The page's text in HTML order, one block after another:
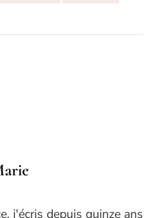
j'écris depuis quinze ans